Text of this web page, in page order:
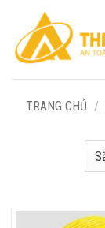
dung
TRANG CHỦ /